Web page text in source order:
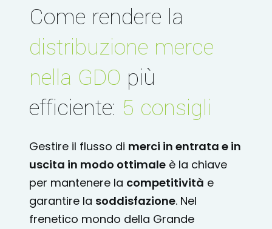
Come rendere la
distribuzione merce
nella GDO più
efficiente: 5 consigli
Gestire il flusso di merci in entrata e in
uscita in modo ottimale è la chiave
per mantenere la competitività e
garantire la soddisfazione. Nel
frenetico mondo della Grande